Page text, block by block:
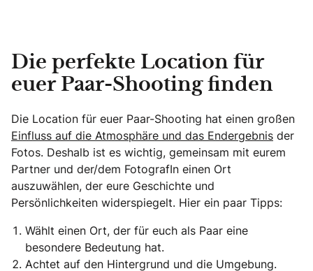
Die perfekte Location für
euer Paar-Shooting finden
Die Location für euer Paar-Shooting hat einen großen
Einfluss auf die Atmosphäre und das Endergebnis der
Fotos. Deshalb ist es wichtig, gemeinsam mit eurem
Partner und der/dem FotografIn einen Ort
auszuwählen, der eure Geschichte und
Persönlichkeiten widerspiegelt. Hier ein paar Tipps:
Wählt einen Ort, der für euch als Paar eine
besondere Bedeutung hat.
Achtet auf den Hintergrund und die Umgebung.